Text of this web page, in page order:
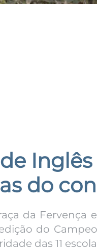
do
da Fervença
do
das 11